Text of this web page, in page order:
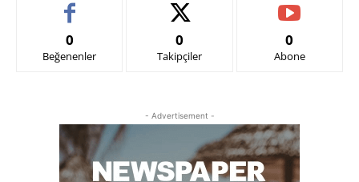
0
Beğenenler
0
Takipçiler
0
Abone
- Advertisement -